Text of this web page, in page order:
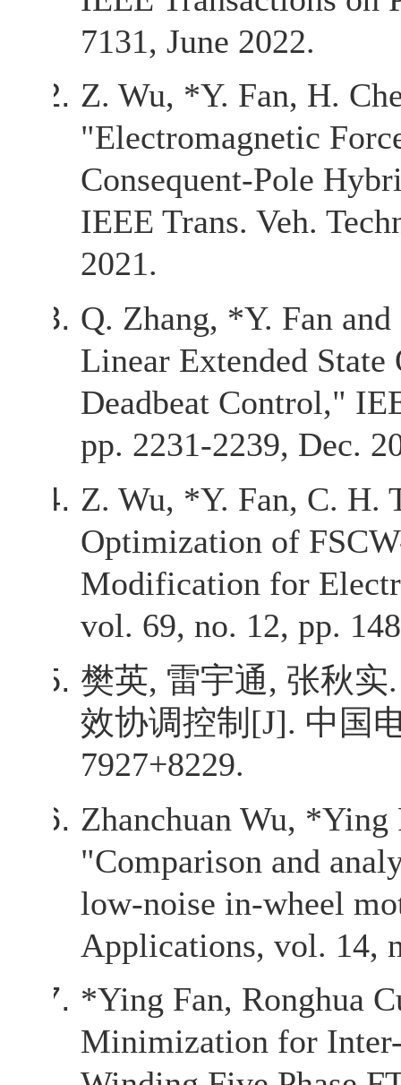
7131, June 2022.
Z. Wu, *Y. Fan, H.
"Electromagnetic
Consequent-Pole
IEEE Trans. Veh.
2021.
Q. Zhang, *Y. Fan
Linear Extended State
Deadbeat Control,"
pp. 2231-2239, Dec.
Z. Wu, *Y. Fan, C. H.
Optimization of
Modification for
vol. 69, no. 12, pp.
樊英, 雷宇通, 张秋实
效协调控制 [J]. 中国
7927+8229.
Zhanchuan Wu, *Ying
"Comparison and
low-noise in-wheel
Applications, vol. 14,
*Ying Fan, Ronghua
Minimization for